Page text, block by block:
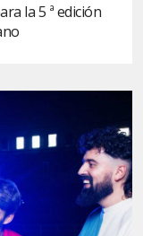
la 5 ª edición